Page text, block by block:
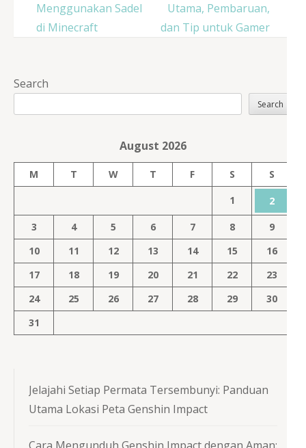
Menggunakan Sadel
di Minecraft
Utama, Pembaruan,
dan Tip untuk Gamer
Search
Search
August 2026
M T W T F S
S
1
2
3
4 5 6 7 8
9
10
11 12 13 14 15
16
17
18 19 20 21 22
23
24
25 26 27 28 29
30
31
Jelajahi Setiap Permata Tersembunyi: Panduan
Utama Lokasi Peta Genshin Impact